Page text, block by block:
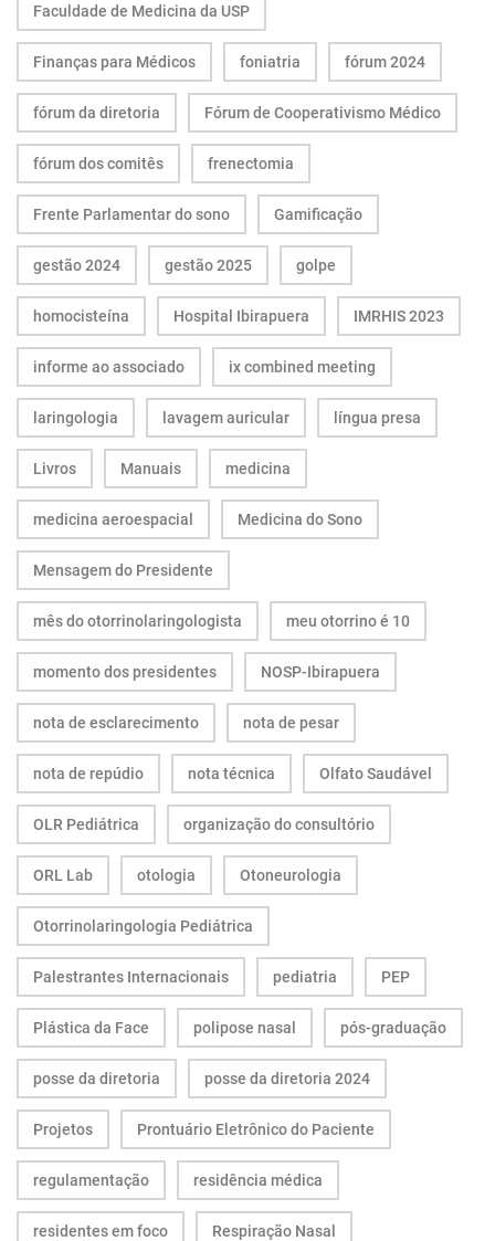
Faculdade de Medicina da USP
Finanças para Médicos foniatria fórum 2024
fórum da diretoria Fórum de Cooperativismo Médico
fórum dos comitês frenectomia
Frente Parlamentar do sono Gamificação
gestão 2024 gestão 2025 golpe
homocisteína Hospital Ibirapuera IMRHIS 2023
informe ao associado ix combined meeting
laringologia lavagem auricular língua presa
Livros Manuais medicina
medicina aeroespacial Medicina do Sono
Mensagem do Presidente
mês do otorrinolaringologista meu otorrino é 10
momento dos presidentes NOSP-Ibirapuera
nota de esclarecimento nota de pesar
nota de repúdio nota técnica Olfato Saudável
OLR Pediátrica organização do consultório
ORL Lab otologia Otoneurologia
Otorrinolaringologia Pediátrica
Palestrantes Internacionais pediatria PEP
Plástica da Face polipose nasal pós-graduação
posse da diretoria posse da diretoria 2024
Projetos Prontuário Eletrônico do Paciente
regulamentação residência médica
residentes em foco Respiração Nasal